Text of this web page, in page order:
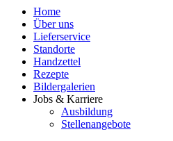
Home
Über uns
Lieferservice
Standorte
Handzettel
Rezepte
Bildergalerien
Jobs & Karriere
Ausbildung
Stellenangebote